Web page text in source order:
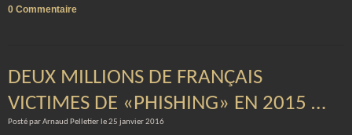
0 Commentaire
DEUX MILLIONS DE FRANÇAIS
VICTIMES DE «PHISHING» EN 2015 …
Posté par Arnaud Pelletier le 25 janvier 2016